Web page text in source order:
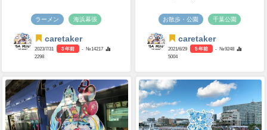
ラーメン 海浜幕張
caretaker
2023/7/31 3 年前
- №14217
2298
お散歩・公園 千葉公園
caretaker
2021/6/29 5 年前
- №9248
5004